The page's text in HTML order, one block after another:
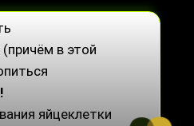
(причём в этой
!
яйцеклетки